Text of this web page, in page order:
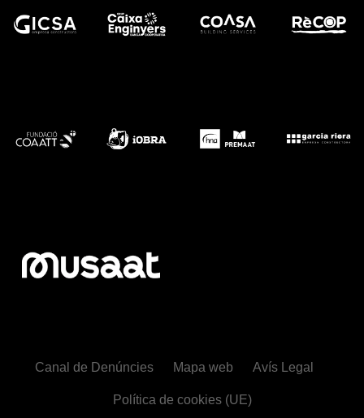
Canal de Denúncies Mapa web Avís Legal
Política de cookies (UE)